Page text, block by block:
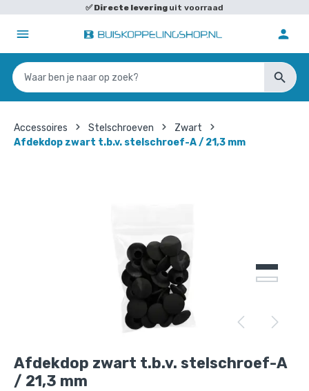
✅Directe levering uit voorraad
Accessoires Stelschroeven
Zwart
Afdekdop zwart t.b.v. stelschroef-A / 21,3 mm
Afdekdop zwart t.b.v. stelschroef-A
/ 21,3 mm